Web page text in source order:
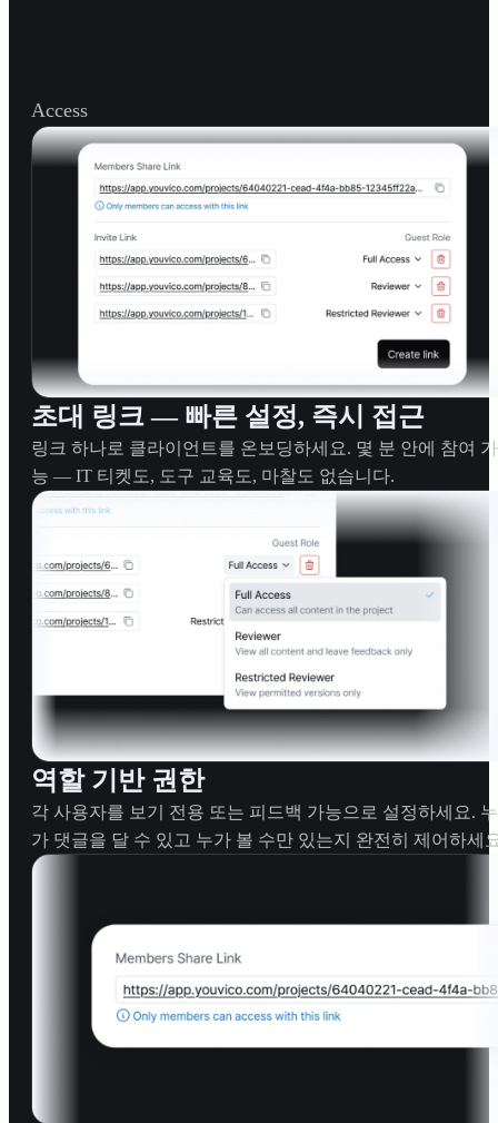
Access
초대 링크 — 빠른 설정, 즉시 접근
링크 하나로 클라이언트를 온보딩하세요. 몇 분 안에 참여 가
능 — IT 티켓도, 도구 교육도, 마찰도 없습니다.
역할 기반 권한
각 사용자를 보기 전용 또는 피드백 가능으로 설정하세요. 누
가 댓글을 달 수 있고 누가 볼 수만 있는지 완전히 제어하세